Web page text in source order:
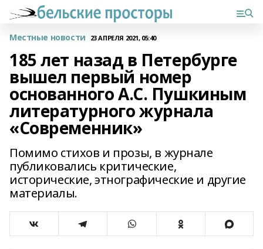
Местные новости 23 АПРЕЛЯ 2021, 05:40
185 лет назад в Петербурге
вышел первый номер
основанного А.С. Пушкиным
литературного журнала
«Современник»
Помимо стихов и прозы, в журнале
публиковались критические,
исторические, этнографические и другие
материалы.